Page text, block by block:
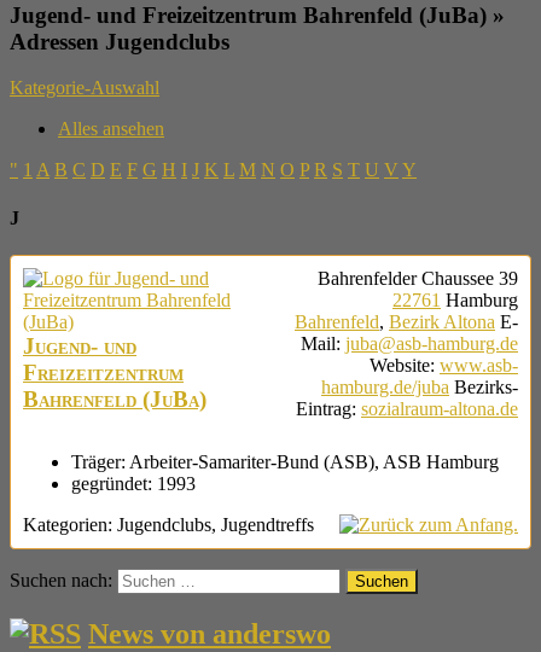
Jugend- und Freizeitzentrum Bahrenfeld (JuBa) »
Adressen Jugendclubs
Kategorie-Auswahl
Alles ansehen
" 1 A B C D E F G H I J K L M N O P R S T U V Y
J
Jugend- und
Freizeitzentrum
Bahrenfeld (JuBa)
Bahrenfelder Chaussee 39
22761 Hamburg
Bahrenfeld, Bezirk Altona E-
Mail: juba@asb-hamburg.de
Website: www.asb-
hamburg.de/juba Bezirks-
Eintrag: sozialraum-altona.de
Träger: Arbeiter-Samariter-Bund (ASB), ASB Hamburg
gegründet: 1993
Kategorien: Jugendclubs, Jugendtreffs
Suchen nach:
News von anderswo